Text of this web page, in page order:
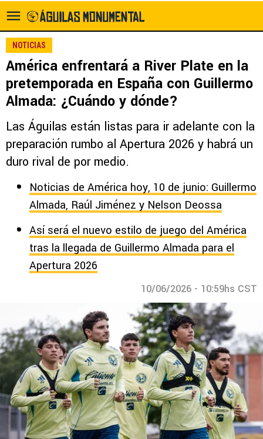
NOTICIAS
América enfrentará a River Plate en la
pretemporada en España con Guillermo
Almada: ¿Cuándo y dónde?
Las Águilas están listas para ir adelante con la
preparación rumbo al Apertura 2026 y habrá un
duro rival de por medio.
Noticias de América hoy, 10 de junio: Guillermo
Almada, Raúl Jiménez y Nelson Deossa
Así será el nuevo estilo de juego del América
tras la llegada de Guillermo Almada para el
Apertura 2026
10/06/2026 - 10:59hs CST